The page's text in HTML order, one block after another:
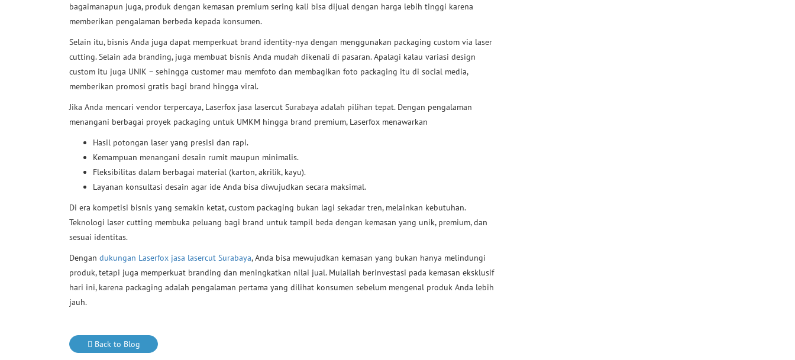
bagaimanapun juga, produk dengan kemasan premium sering kali bisa dijual dengan harga lebih tinggi karena
memberikan pengalaman berbeda kepada konsumen.
Selain itu, bisnis Anda juga dapat memperkuat brand identity-nya dengan menggunakan packaging custom via laser
cutting. Selain ada branding, juga membuat bisnis Anda mudah dikenali di pasaran. Apalagi kalau variasi design
custom itu juga UNIK – sehingga customer mau memfoto dan membagikan foto packaging itu di social media,
memberikan promosi gratis bagi brand hingga viral.
Jika Anda mencari vendor terpercaya, Laserfox jasa lasercut Surabaya adalah pilihan tepat. Dengan pengalaman
menangani berbagai proyek packaging untuk UMKM hingga brand premium, Laserfox menawarkan
Hasil potongan laser yang presisi dan rapi.
Kemampuan menangani desain rumit maupun minimalis.
Fleksibilitas dalam berbagai material (karton, akrilik, kayu).
Layanan konsultasi desain agar ide Anda bisa diwujudkan secara maksimal.
Di era kompetisi bisnis yang semakin ketat, custom packaging bukan lagi sekadar tren, melainkan kebutuhan.
Teknologi laser cutting membuka peluang bagi brand untuk tampil beda dengan kemasan yang unik, premium, dan
sesuai identitas.
Dengan dukungan Laserfox jasa lasercut Surabaya, Anda bisa mewujudkan kemasan yang bukan hanya melindungi
produk, tetapi juga memperkuat branding dan meningkatkan nilai jual. Mulailah berinvestasi pada kemasan eksklusif
hari ini, karena packaging adalah pengalaman pertama yang dilihat konsumen sebelum mengenal produk Anda lebih
jauh.
Back to Blog